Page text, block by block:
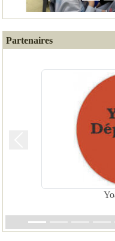
Partenaires